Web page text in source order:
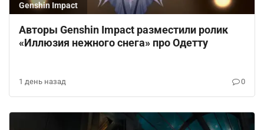
Genshin Impact
Авторы Genshin Impact разместили ролик
«Иллюзия нежного снега» про Одетту
1 день назад 0